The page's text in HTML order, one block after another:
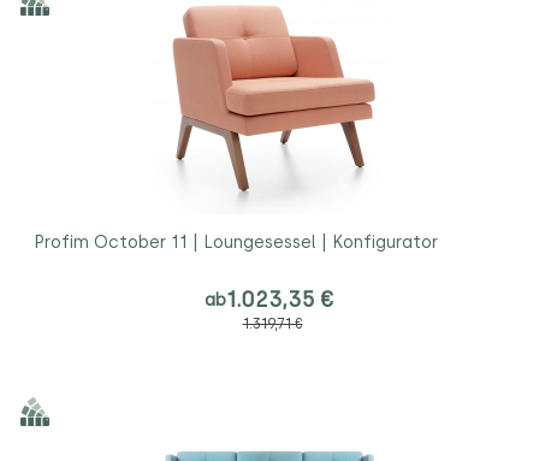
Profim October 11 | Loungesessel | Konfigurator
ab1.023,35 €
1.319,71 €